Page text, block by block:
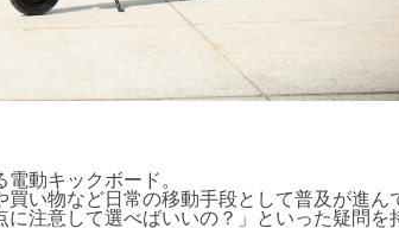
動キックボード。
い物など日常の移動手段として普及が進ん
注意して選べばいいの？」といった疑問を